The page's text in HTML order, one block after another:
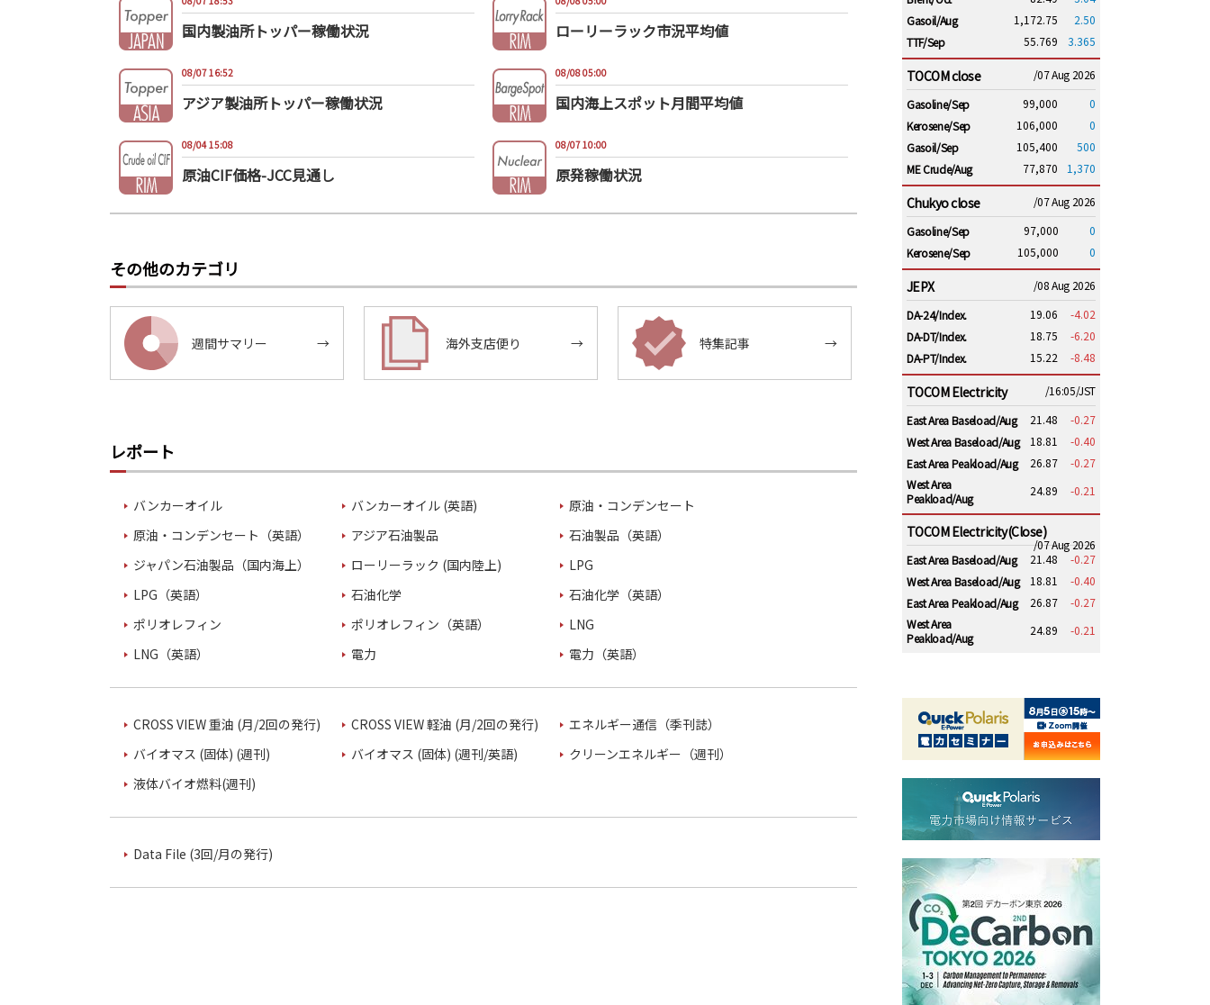
国内製油所トッパー稼働状況 ローリーラック市況平均値
08/07 16:52
アジア製油所トッパー稼働状況
08/08 05:00
国内海上スポット月間平均値
08/04 15:08
原油CIF価格-JCC見通し
08/07 10:00
原発稼働状況
その他のカテゴリ
週間サマリー → 海外支店便り → 特集記事 →
レポート
バンカーオイル バンカーオイル (英語)
原油・コンデンセート
原油・コンデンセート（英語）
アジア石油製品
石油製品（英語）
ジャパン石油製品（国内海上）
ローリーラック (国内陸上)
LPG
LPG（英語）
石油化学
石油化学（英語）
ポリオレフィン
ポリオレフィン（英語）
LNG
LNG（英語）
電力 電力（英語）
CROSS VIEW 重油 (月/2回の発行) CROSS VIEW 軽油 (月/2回の発行)
エネルギー通信（季刊誌）
バイオマス (固体) (週刊)
バイオマス (固体) (週刊/英語)
クリーンエネルギー（週刊）
液体バイオ燃料(週刊)
Data File (3回/月の発行)
Gasoil/Aug
1,172.75
2.50
TTF/Sep
55.769 3.365
TOCOM close
/07 Aug 2026
Gasoline/Sep
99,000
0
Kerosene/Sep
106,000
0
Gasoil/Sep
105,400
500
ME Crude/Aug
77,870 1,370
Chukyo close
/07 Aug 2026
Gasoline/Sep
97,000
0
Kerosene/Sep
105,000 0
JEPX
/08 Aug 2026
DA-24/Index.
19.06
-4.02
DA-DT/Index.
18.75
-6.20
DA-PT/Index.
15.22 -8.48
TOCOM Electricity
/16:05/JST
East Area Baseload/Aug
21.48
-0.27
West Area Baseload/Aug
18.81
-0.40
East Area Peakload/Aug
26.87
-0.27
West Area
Peakload/Aug
24.89 -0.21
TOCOM Electricity(Close)
/07 Aug 2026
East Area Baseload/Aug
21.48
-0.27
West Area Baseload/Aug
18.81
-0.40
East Area Peakload/Aug
26.87
-0.27
West Area
Peakload/Aug
24.89 -0.21